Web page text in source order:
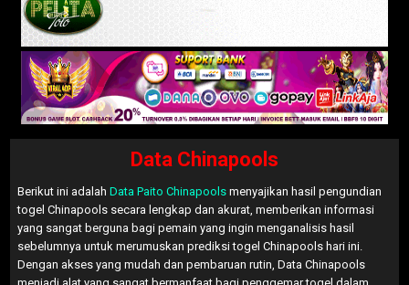
Data Chinapools
Berikut ini adalah Data Paito Chinapools menyajikan hasil pengundian
togel Chinapools secara lengkap dan akurat, memberikan informasi
yang sangat berguna bagi pemain yang ingin menganalisis hasil
sebelumnya untuk merumuskan prediksi togel Chinapools hari ini.
Dengan akses yang mudah dan pembaruan rutin, Data Chinapools